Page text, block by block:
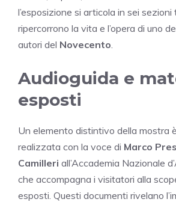
l’esposizione si articola in sei
ripercorrono la vita e l’opera di uno
autori del Novecento.
Audioguida e
esposti
Un elemento distintivo della mostra è
realizzata con la voce di Marco
Camilleri all’Accademia Nazionale
che accompagna i visitatori alla
esposti. Questi documenti rivelano